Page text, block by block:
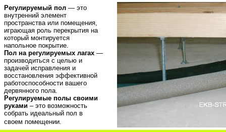
Регулируемый пол — это
внутренний элемент
пространства или помещения,
играющая роль перекрытия на
который монтируется
напольное покрытие.
Пол на регулируемых лагах —
производиться с целью и
задачей исправления и
восстановления эффективной
работоспособности вашего
дервянного пола.
Регулируемые полы своими
руками – это возможность
собрать идеальный пол в
своем помещении.